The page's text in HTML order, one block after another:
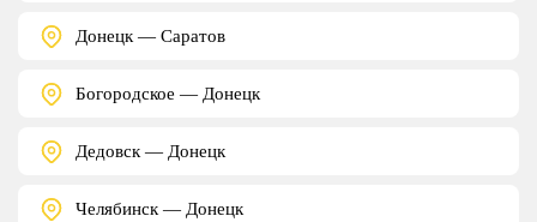
Донецк — Саратов
Богородское — Донецк
Дедовск — Донецк
Челябинск — Донецк